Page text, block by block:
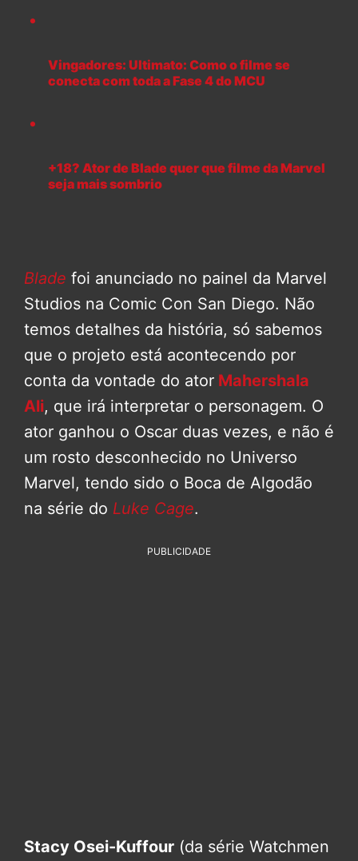
Vingadores: Ultimato: Como o filme se
conecta com toda a Fase 4 do MCU
+18? Ator de Blade quer que filme da Marvel
seja mais sombrio
Blade foi anunciado no painel da Marvel
Studios na Comic Con San Diego. Não
temos detalhes da história, só sabemos
que o projeto está acontecendo por
conta da vontade do ator Mahershala
Ali, que irá interpretar o personagem. O
ator ganhou o Oscar duas vezes, e não é
um rosto desconhecido no Universo
Marvel, tendo sido o Boca de Algodão
na série do Luke Cage.
PUBLICIDADE
Stacy Osei-Kuffour (da série Watchmen